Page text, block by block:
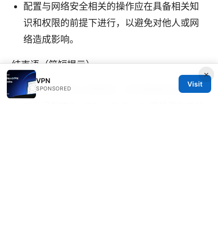
配置与网络安全相关的操作应在具备相关知
识和权限的前提下进行，以避免对他人或网
络造成影响。
结束语（简短提示）
想要更稳定的上网体验、追求更高的隐私保
×
VPN
SPONSORED
Visit